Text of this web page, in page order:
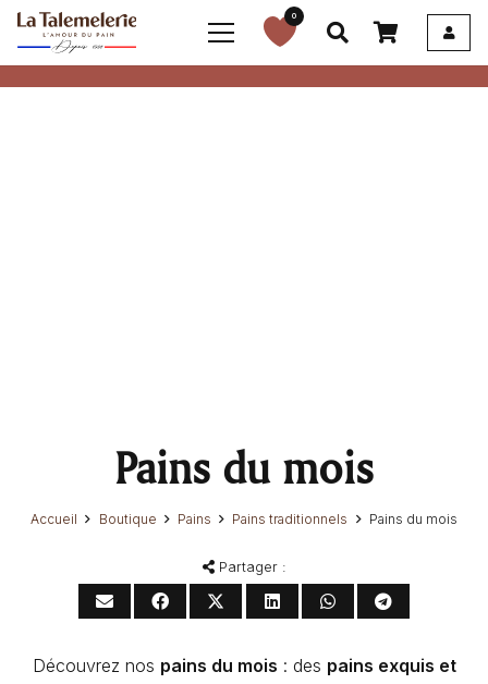
0
Pains du mois
Accueil Boutique Pains Pains traditionnels Pains du mois
Partager :
Découvrez nos pains du mois : des pains exquis et